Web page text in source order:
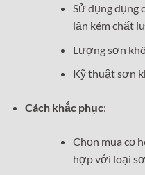
Sử dụng dụng
lăn kém chất
Lượng sơn
Kỹ thuật sơn
Cách khắc phục:
Chọn mua cọ
hợp với loại